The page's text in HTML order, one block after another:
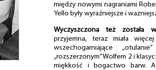
między nowymi nagraniami
Yello były wyraźniejsze i
Wyczyszczona też została
przyjemna, teraz miała
wszechogarniające
„rozszerzonym” Wolfem 2 i
miękkość i bogactwo barw.